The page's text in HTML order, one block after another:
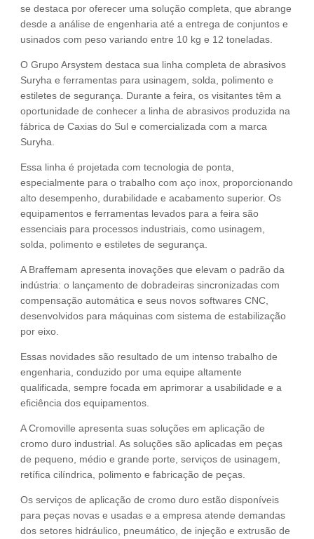
se destaca por oferecer uma solução completa, que abrange
desde a análise de engenharia até a entrega de conjuntos e
usinados com peso variando entre 10 kg e 12 toneladas.
O Grupo Arsystem destaca sua linha completa de abrasivos
Suryha e ferramentas para usinagem, solda, polimento e
estiletes de segurança. Durante a feira, os visitantes têm a
oportunidade de conhecer a linha de abrasivos produzida na
fábrica de Caxias do Sul e comercializada com a marca
Suryha.
Essa linha é projetada com tecnologia de ponta,
especialmente para o trabalho com aço inox, proporcionando
alto desempenho, durabilidade e acabamento superior. Os
equipamentos e ferramentas levados para a feira são
essenciais para processos industriais, como usinagem,
solda, polimento e estiletes de segurança.
A Braffemam apresenta inovações que elevam o padrão da
indústria: o lançamento de dobradeiras sincronizadas com
compensação automática e seus novos softwares CNC,
desenvolvidos para máquinas com sistema de estabilização
por eixo.
Essas novidades são resultado de um intenso trabalho de
engenharia, conduzido por uma equipe altamente
qualificada, sempre focada em aprimorar a usabilidade e a
eficiência dos equipamentos.
A Cromoville apresenta suas soluções em aplicação de
cromo duro industrial. As soluções são aplicadas em peças
de pequeno, médio e grande porte, serviços de usinagem,
retífica cilíndrica, polimento e fabricação de peças.
Os serviços de aplicação de cromo duro estão disponíveis
para peças novas e usadas e a empresa atende demandas
dos setores hidráulico, pneumático, de injeção e extrusão de